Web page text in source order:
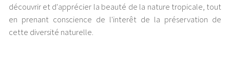
découvrir et d'apprécier la beauté de la nature tropicale, tout
en prenant conscience de l'interêt de la préservation de
cette diversité naturelle.